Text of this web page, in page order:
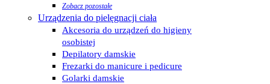
Zobacz pozostałe
Urządzenia do pielęgnacji ciała
Akcesoria do urządzeń do higieny
osobistej
Depilatory damskie
Frezarki do manicure i pedicure
Golarki damskie